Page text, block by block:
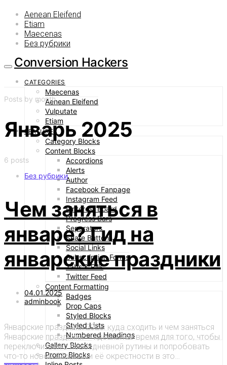
Aenean Eleifend
Etiam
Maecenas
Без рубрики
Conversion Hackers
CATEGORIES
Maecenas
Aenean Eleifend
Vulputate
Etiam
FEATURES
Category Blocks
Content Blocks
Accordions
Alerts
Author
Facebook Fanpage
Instagram Feed
Pinterest Board
Progress Bars
Separators
Share Buttons
Social Links
Subscription Forms
Tabs & Pills
Twitter Feed
Content Formatting
Badges
Drop Caps
Styled Blocks
Styled Lists
Numbered Headings
Gallery Blocks
Promo Blocks
Posts by month
Январь 2025
6 posts
Без рубрики
Чем заняться в
январе? Гид на
январские праздники
04.01.2025
adminbook
Январские праздники 2025: куда сходить и чем заняться
Январские праздники — идеальное время для того, чтобы
переключиться с повседневной рутины и попробовать
что-то новое. Москва и её окрестности в это…